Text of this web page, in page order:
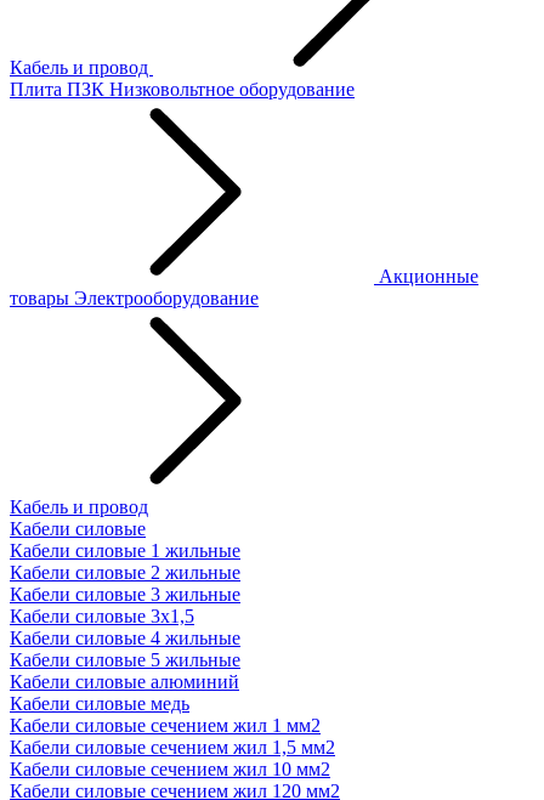
Кабель и провод
Плита ПЗК Низковольтное оборудование
Акционные
товары Электрооборудование
Кабель и провод
Кабели силовые
Кабели силовые 1 жильные
Кабели силовые 2 жильные
Кабели силовые 3 жильные
Кабели силовые 3х1,5
Кабели силовые 4 жильные
Кабели силовые 5 жильные
Кабели силовые алюминий
Кабели силовые медь
Кабели силовые сечением жил 1 мм2
Кабели силовые сечением жил 1,5 мм2
Кабели силовые сечением жил 10 мм2
Кабели силовые сечением жил 120 мм2